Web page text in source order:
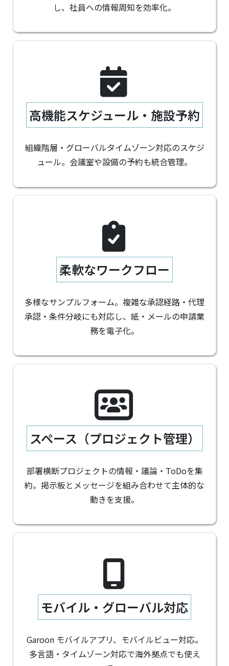
し、社員への情報周知を効率化。
高機能スケジュール・施設予約
組織階層・グローバルタイムゾーン対応のスケジ
ュール。会議室や設備の予約も統合管理。
柔軟なワークフロー
多様なサンプルフォーム。複雑な承認経路・代理
承認・条件分岐にも対応し、紙・メールの申請業
務を電子化。
スペース（プロジェクト管理）
部署横断プロジェクトの情報・議論・ToDoを集
約。掲示板とメッセージを組み合わせて主体的な
動きを支援。
モバイル・グローバル対応
Garoon モバイルアプリ、モバイルビュー対応。
多言語・タイムゾーン対応で海外拠点でも使え